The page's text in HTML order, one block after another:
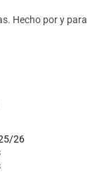
Hecho por y para
26